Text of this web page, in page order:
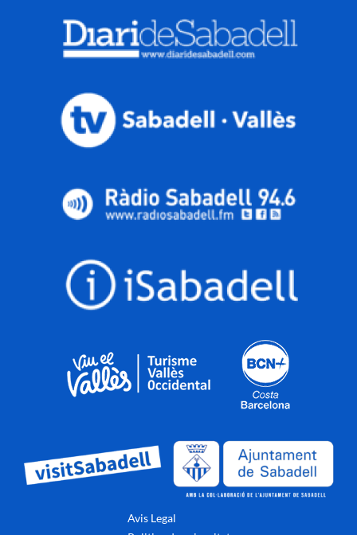
Avis Legal